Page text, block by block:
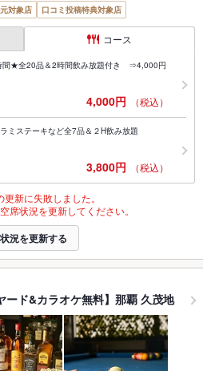
対象店 口コミ投稿特典対象店
コース
間★全20品＆2時間飲み放題付き ⇒4,000円
4,000円 （税込）
ミステーキなど全7品＆２H飲み放題
3,800円 （税込）
新に失敗しました。
席状況を更新してください。
況を更新する
ド&カラオケ無料】那覇 久茂地